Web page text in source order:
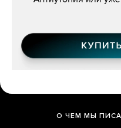
О ЧЕМ МЫ